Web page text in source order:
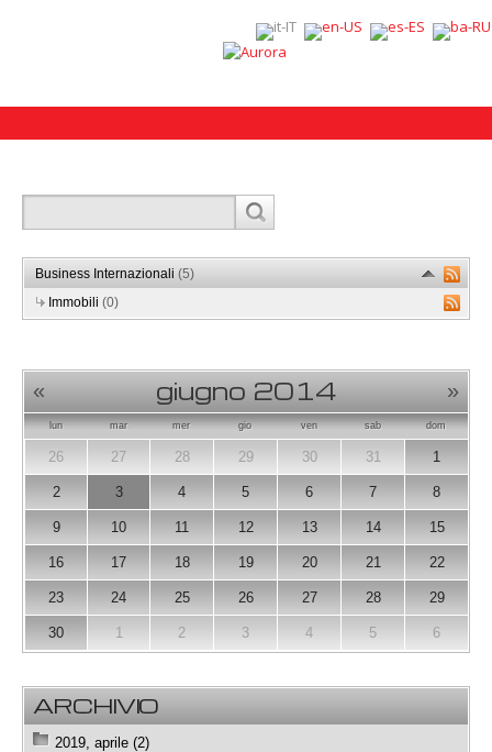
Business Internazionali (5)
Immobili (0)
« giugno 2014 »
lun mar mer gio ven sab dom
26 27 28 29 30 31 1
2 3 4 5 6 7 8
9 10 11 12 13 14 15
16 17 18 19 20 21 22
23 24 25 26 27 28 29
30 1 2 3 4 5 6
ARCHIVIO
2019, aprile (2)